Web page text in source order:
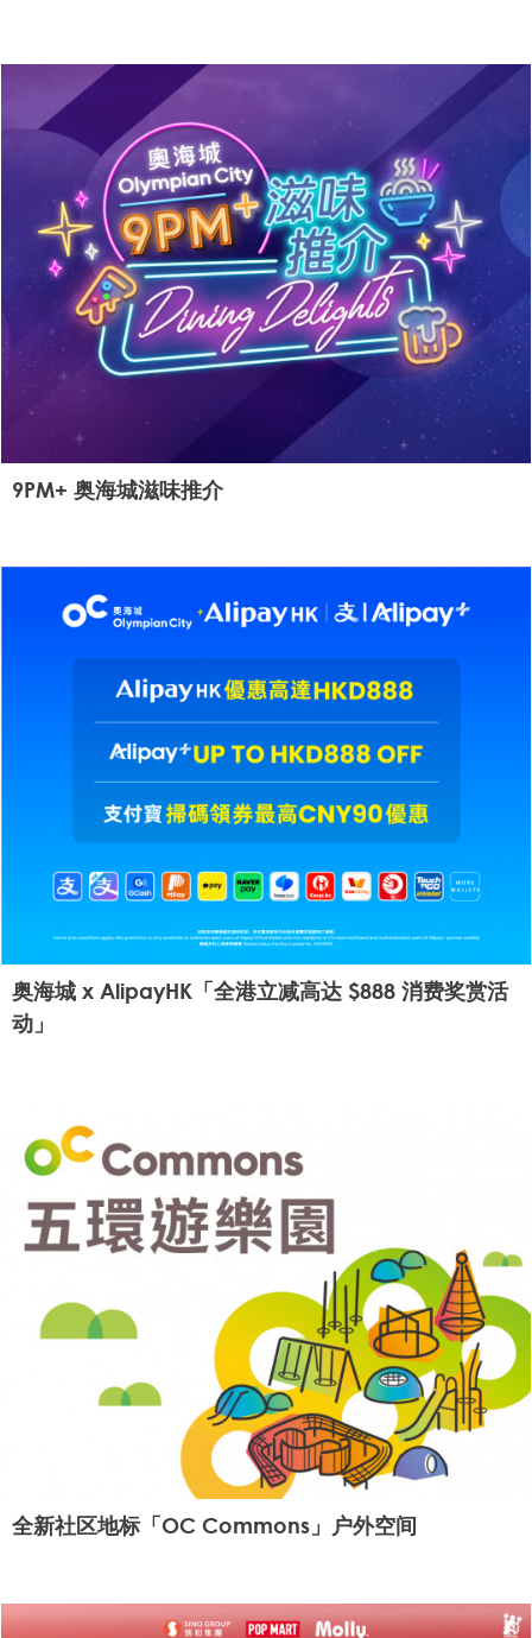
9PM+ 奥海城滋味推介
奥海城 x AlipayHK「全港立减高达 $888 消费奖赏活
动」
全新社区地标「OC Commons」户外空间